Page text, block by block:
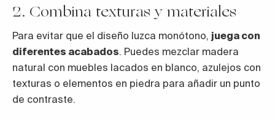
2. Combina texturas y materiales
Para evitar que el diseño luzca monótono, juega con
diferentes acabados. Puedes mezclar madera
natural con muebles lacados en blanco, azulejos con
texturas o elementos en piedra para añadir un punto
de contraste.